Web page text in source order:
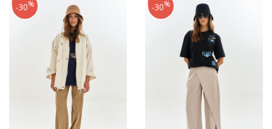
-30% -30%